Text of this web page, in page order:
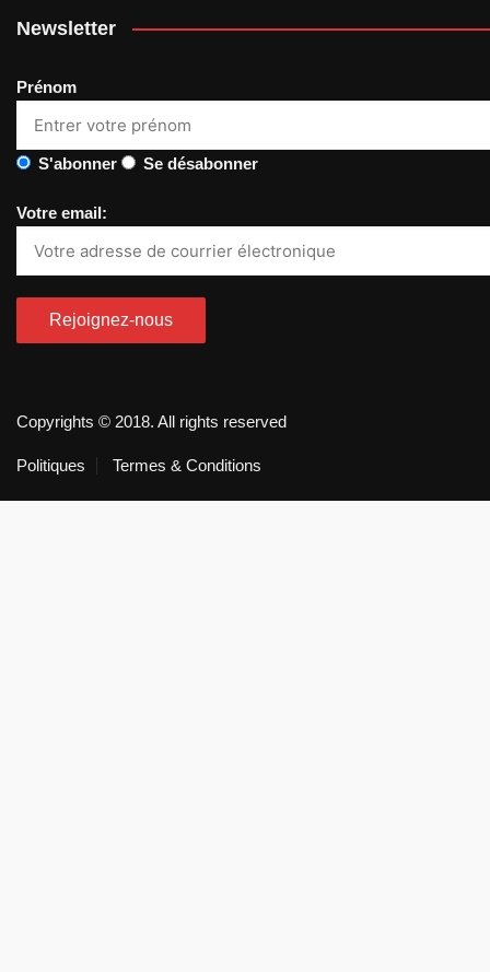
Newsletter
Prénom
S'abonner Se désabonner
Votre email:
Copyrights © 2018. All rights reserved
Politiques Termes & Conditions